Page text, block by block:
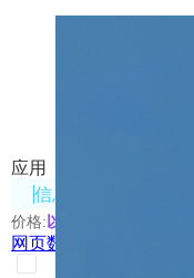
应用
信息处理
价格: 以具体使用的模型为准
网页数据提取工具